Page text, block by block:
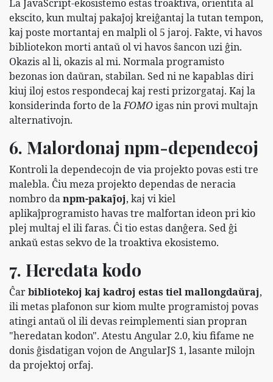
La JavaScript-ekosistemo estas troaktiva, orientita al
ekscito, kun multaj pakaĵoj kreiĝantaj la tutan tempon,
kaj poste mortantaj en malpli ol 5 jaroj. Fakte, vi havos
bibliotekon morti antaŭ ol vi havos ŝancon uzi ĝin.
Okazis al li, okazis al mi. Normala programisto
bezonas ion daŭran, stabilan. Sed ni ne kapablas diri
kiuj iloj estos respondecaj kaj resti prizorgataj. Kaj la
konsiderinda forto de laFOMOigas nin provi multajn
alternativojn.
6. Malordonaj npm-dependecoj
Kontroli la dependecojn de via projekto povas esti tre
malebla. Ĉiu meza projekto dependas de neracia
nombro danpm-pakaĵoj, kaj vi kiel
aplikaĵprogramisto havas tre malfortan ideon pri kio
plej multaj el ili faras. Ĉi tio estas danĝera. Sed ĝi
ankaŭ estas sekvo de la troaktiva ekosistemo.
7. Heredata kodo
Ĉarbibliotekoj kaj kadroj estas tiel mallongdaŭraj,
ili metas plafonon sur kiom multe programistoj povas
atingi antaŭ ol ili devas reimplementi sian propran
"heredatan kodon". Atestu Angular 2.0, kiu fifame ne
donis ĝisdatigan vojon de AngularJS 1, lasante milojn
da projektoj orfaj.